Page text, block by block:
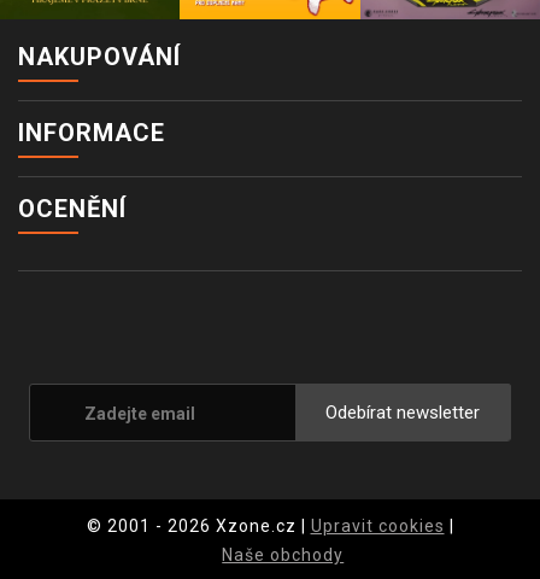
NAKUPOVÁNÍ
INFORMACE
OCENĚNÍ
Odebírat newsletter
© 2001 - 2026 Xzone.cz | Upravit cookies
Naše obchody